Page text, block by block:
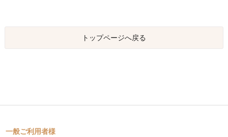
トップページへ戻る
一般ご利用者様